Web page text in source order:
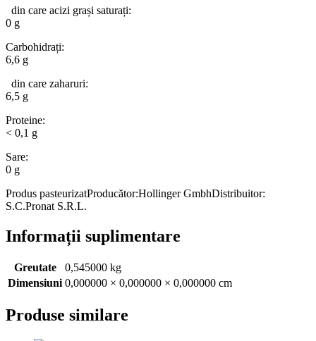
din care acizi grași saturați:
0 g
Carbohidrați:
6,6 g
din care zaharuri:
6,5 g
Proteine:
< 0,1 g
Sare:
0 g
Produs pasteurizatProducător:Hollinger GmbhDistribuitor:
S.C.Pronat S.R.L.
Informații suplimentare
Greutate
0,545000 kg
Dimensiuni 0,000000 × 0,000000 × 0,000000 cm
Produse similare